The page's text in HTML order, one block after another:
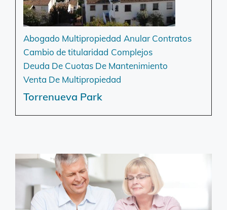
Abogado Multipropiedad Anular Contratos
Cambio de titularidad Complejos
Deuda De Cuotas De Mantenimiento
Venta De Multipropiedad
Torrenueva Park